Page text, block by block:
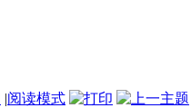
|阅读模式